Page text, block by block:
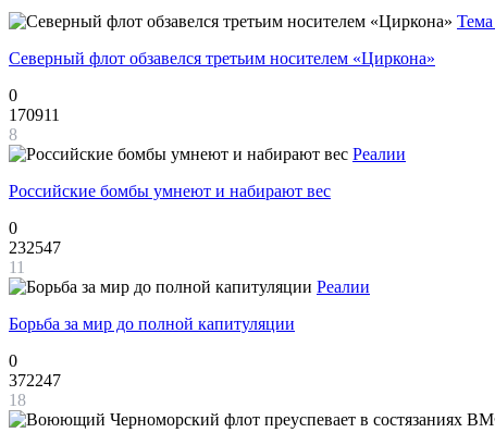
Северный флот обзавелся третьим носителем «Циркона»
0
170911
8
Реалии
Российские бомбы умнеют и набирают вес
0
232547
11
Реалии
Борьба за мир до полной капитуляции
0
372247
18